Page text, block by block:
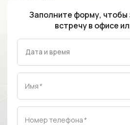
Заполните форму, чтобы
встречу в офисе
Имя*
Номер телефона*